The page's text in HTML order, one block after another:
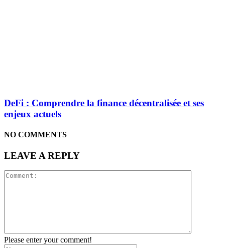
DeFi : Comprendre la finance décentralisée et ses
enjeux actuels
NO COMMENTS
LEAVE A REPLY
Please enter your comment!